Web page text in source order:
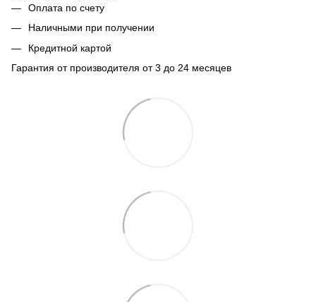
Оплата по счету
Наличными при получении
Кредитной картой
Гарантия от производителя от 3 до 24 месяцев